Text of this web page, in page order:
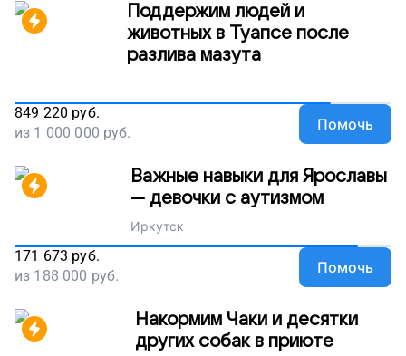
Поддержим людей и
животных в Туапсе после
разлива мазута
849 220 руб.
из 1 000 000 руб. Помочь
Важные навыки для Ярославы
— девочки с аутизмом
Иркутск
171 673 руб.
из 188 000 руб. Помочь
Накормим Чаки и десятки
других собак в приюте